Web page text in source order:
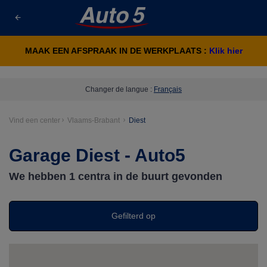
MAAK EEN AFSPRAAK IN DE WERKPLAATS : Klik hier
Vind een center Vlaams-Brabant Diest
Changer de langue : Français
Garage Diest - Auto5
We hebben 1 centra in de buurt gevonden
Gefilterd op